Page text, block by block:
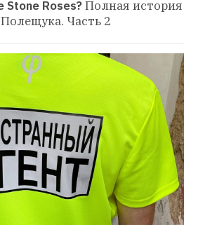
Stone Roses?Полная история
Часть 2